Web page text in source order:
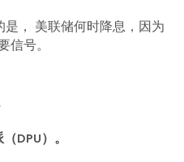
， 美联储何时降息，因为
信号。
DPU）。